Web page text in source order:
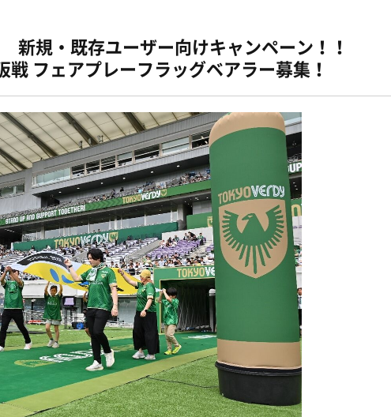
規・既存ユーザー向けキャンペーン！！
フェアプレーフラッグベアラー募集！